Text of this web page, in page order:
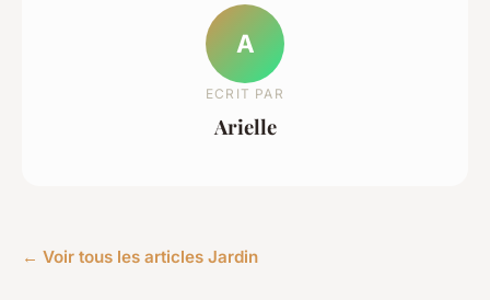
A
ECRIT PAR
Arielle
← Voir tous les articles Jardin